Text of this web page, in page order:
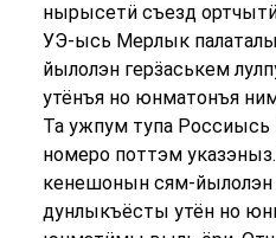
нырысетӥ съезд
УЭ-ысь Мерлык
йылолэн герӟаськем
утёнъя но юнматонъя
Та ужпум тупа Россиысь
номеро поттэм
кенешонын сям-йылолэн
дунлыкъёсты утён но